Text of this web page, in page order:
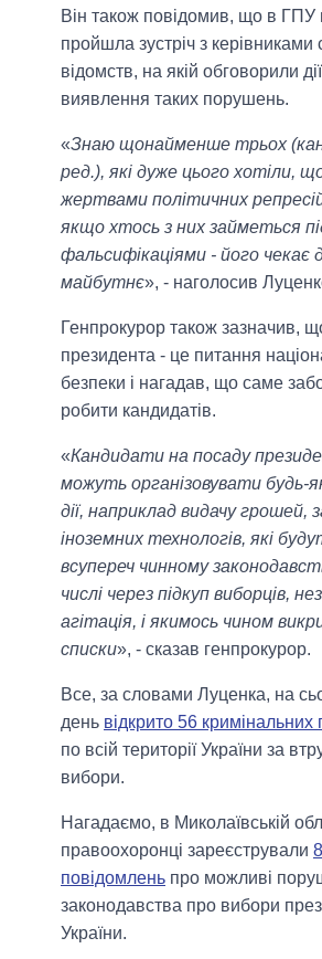
Він також повідомив, що в
пройшла зустріч з керівниками
відомств, на якій обговорили
виявлення таких порушень.
«Знаю щонайменше трьох
ред.), які дуже цього хотіли,
жертвами політичних
якщо хтось з них займеться
фальсифікаціями - його чекає
майбутнє», - наголосив
Генпрокурор також зазначив,
президента - це питання
безпеки і нагадав, що саме
робити кандидатів.
«Кандидати на посаду
можуть організовувати будь-
дії, наприклад видачу грошей,
іноземних технологів, які
всупереч чинному
числі через підкуп виборців,
агітація, і якимось чином
списки», - сказав генпрокурор.
Все, за словами Луценка, на
день відкрито 56
по всій території України за
вибори.
Нагадаємо, в Миколаївській
правоохоронці зареєстрували
повідомлень про можливі
законодавства про вибори
України.